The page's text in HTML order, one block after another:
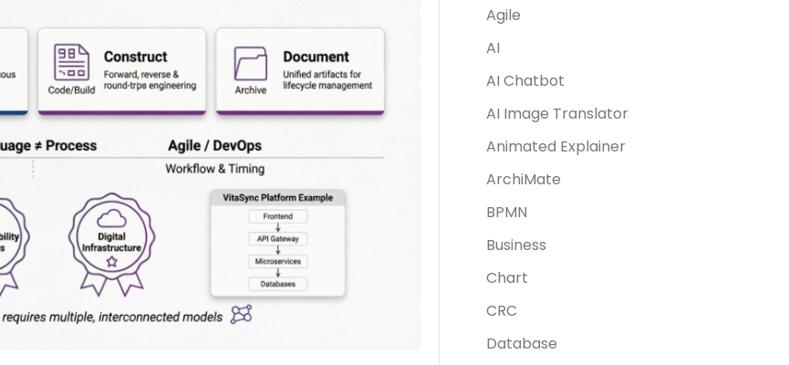
Agile
AI
AI Chatbot
AI Image Translator
Animated Explainer
ArchiMate
BPMN
Business
Chart
CRC
Database